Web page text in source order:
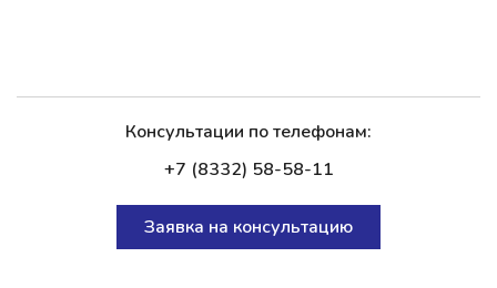
Консультации по телефонам:
+7 (8332) 58-58-11
Заявка на консультацию